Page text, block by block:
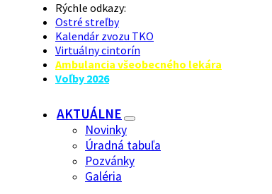
Rýchle odkazy:
Ostré streľby
Kalendár zvozu TKO
Virtuálny cintorín
Ambulancia všeobecného lekára
Voľby 2026
AKTUÁLNE
Novinky
Úradná tabuľa
Pozvánky
Galéria